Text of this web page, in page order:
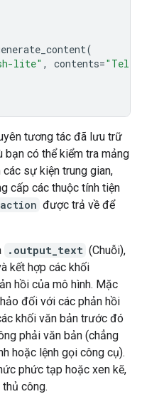
(
lite" , contents="Tell
tương tác đã lưu trữ
bạn có thể kiểm tra mảng
sự kiện trung gian,
cấp các thuộc tính tiện
được trả về để
.output_text (Chuỗi),
kết hợp các khối
hồi của mô hình. Mặc
đối với các phản hồi
khối văn bản trước đó
phải văn bản (chẳng
hoặc lệnh gọi công cụ).
phức tạp hoặc xen kẽ,
công.